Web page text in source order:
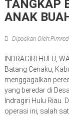
TANGKAP
ANAK
Diposkan Oleh:Pimred
INDRAGIRI HULU,
Batang Cenaku,
menggagalkan
yang beredar di
Indragiri Hulu Riau.
operasi ini, salah